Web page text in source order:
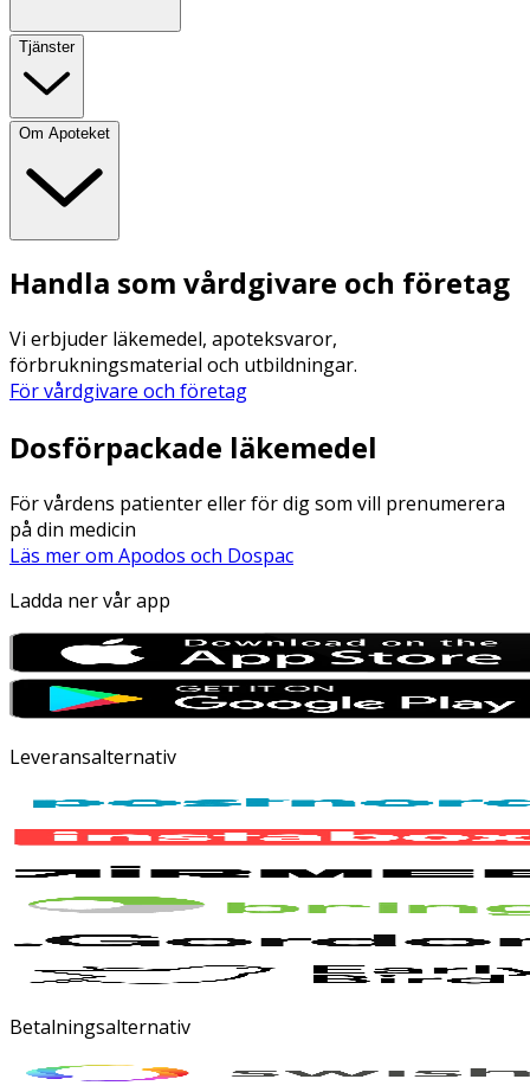
Tjänster
Om Apoteket
Handla som vårdgivare och företag
Vi erbjuder läkemedel, apoteksvaror,
förbrukningsmaterial och utbildningar.
För vårdgivare och företag
Dosförpackade läkemedel
För vårdens patienter eller för dig som vill prenumerera
på din medicin
Läs mer om Apodos och Dospac
Ladda ner vår app
Leveransalternativ
Betalningsalternativ